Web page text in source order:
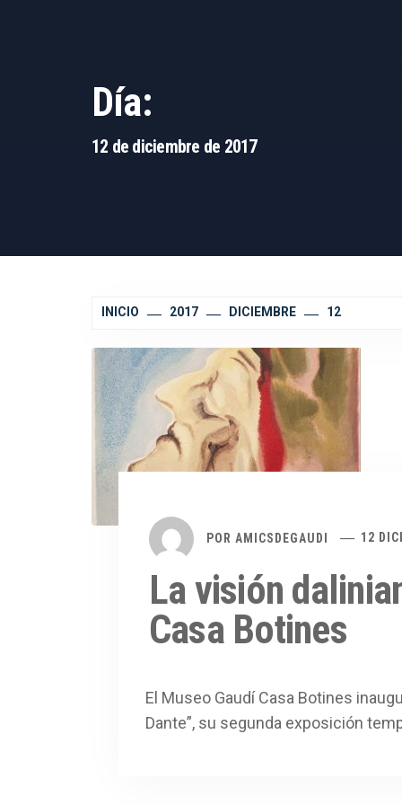
Día:
12 de diciembre de 2017
INICIO 2017 DICIEMBRE 12
POR AMICSDEGAUDI 12
La visión
Casa Botines
El Museo Gaudí Casa Botines
Dante”, su segunda exposición